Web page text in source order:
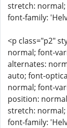
stretch: normal;
font-family:
<p class="p2"
normal; font-
alternates:
auto; font-
normal; font-
position:
stretch: normal;
font-family: